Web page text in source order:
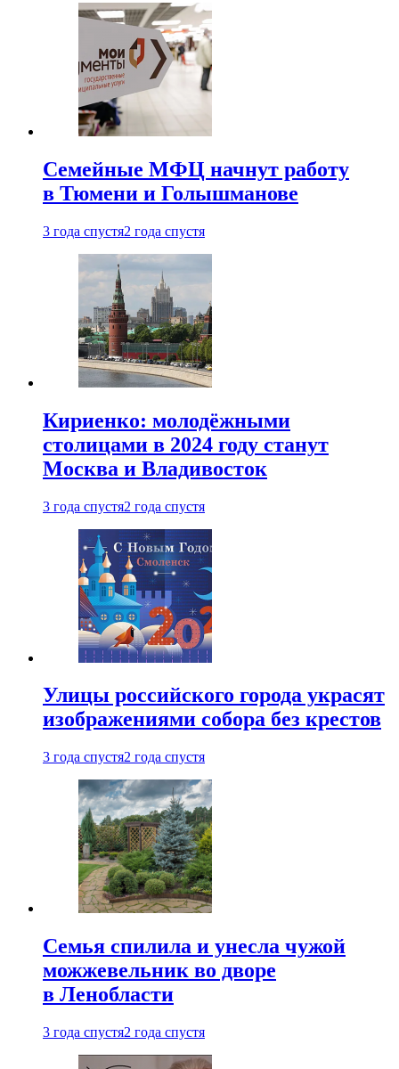
Семейные МФЦ начнут работу
в Тюмени и Голышманове
3 года спустя2 года спустя
Кириенко: молодёжными
столицами в 2024 году станут
Москва и Владивосток
3 года спустя2 года спустя
Улицы российского города украсят
изображениями собора без крестов
3 года спустя2 года спустя
Семья спилила и унесла чужой
можжевельник во дворе
в Ленобласти
3 года спустя2 года спустя